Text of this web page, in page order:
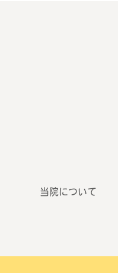
当院について